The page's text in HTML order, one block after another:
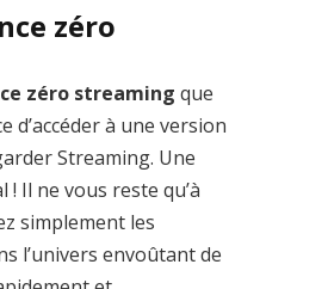
zéro
zéro streaming que
d’accéder à une version
Streaming. Une
Il ne vous reste qu’à
simplement les
l’univers envoûtant de
of
HD
La Légende des
1000 dragons
streaming VF HD